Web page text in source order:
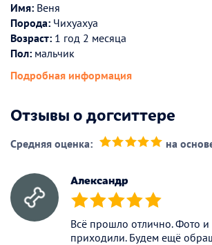
Имя: Веня
Порода: Чихуахуа
Возраст: 1 год 2 месяца
Пол: мальчик
Подробная информация
Отзывы о догситтере
Средняя оценка: на
Александр
(*) (*) (*) (*) (*)
Всё прошло отлично. Фото и
приходили. Будем ещё